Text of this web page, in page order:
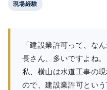
現場経験
「建設業許可って、な
長さん、多いですよね。
私、横山は水道工事の
ので、建設業許可とい